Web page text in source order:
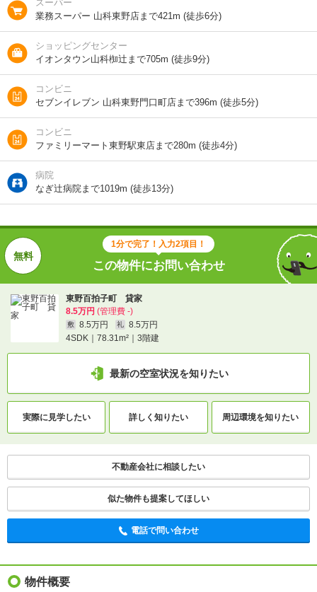
種別 / 構造
向き 南
住所
交通
地下鉄東西線/東野駅 歩7分
ＪＲ東海道本線/山科駅 歩23分
1分で完了！入力2項目！
この物件にお問い合わせ
東野百拍子町 貸家
8.5万円 (管理費 -)
敷 8.5万円 礼
8.5万円
4SDK｜78.31m²｜3階建
最新の空室状況を知りたい
実際に 見学したい 詳しく知りたい
知りたい
不動産会社に相談したい
電話で問い合わせ
スーパー
業務スーパー 山科東野店まで421m (徒歩6分)
ショッピングセンター
イオンタウン山科椥辻まで705m (徒歩9分)
コンビニ
セブンイレブン 山科東野門口町店まで396m (徒歩5分)
コンビニ
ファミリーマート東野駅東店まで280m (徒歩4分)
病院
なぎ辻病院まで1019m (徒歩13分)
1分で完了！入力2項目！
この物件にお問い合わせ
東野百拍子町 貸家
8.5万円 (管理費 -)
敷 8.5万円 礼
8.5万円
4SDK｜78.31m²｜3階建
最新の空室状況を知りたい
実際に 見学したい 詳しく知りたい 周辺環境を知りたい
不動産会社に相談したい
似た物件も提案してほしい
電話で問い合わせ
物件概要